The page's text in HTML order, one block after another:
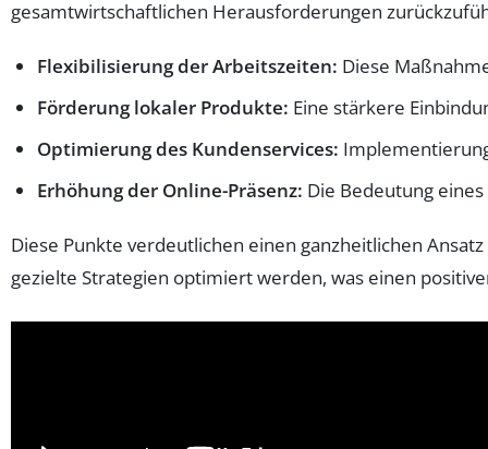
gesamtwirtschaftlichen Herausforderungen
Flexibilisierung der Arbeitszeiten: Diese
Förderung lokaler Produkte: Eine stärkere
Optimierung des Kundenservices:
Erhöhung der Online-Präsenz: Die Bedeutung
Diese Punkte verdeutlichen einen ganzheitlichen
gezielte Strategien optimiert werden, was einen